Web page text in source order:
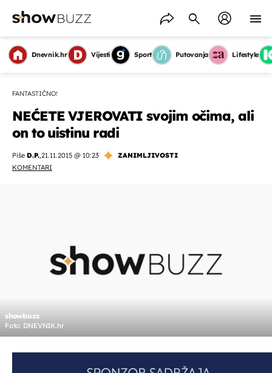
Dnevnik.hr Vijesti Sport Putovanja Lifestyle
FANTASTIČNO!
NEĆETE VJEROVATI svojim očima, ali
on to uistinu radi
Piše D.P.,21.11.2015 @ 10:23
ZANIMLJIVOSTI
KOMENTARI
showbuzz
Foto: DNEVNIK.hr